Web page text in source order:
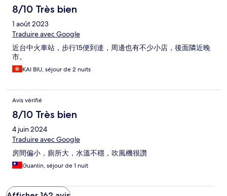
8/10 Très bien
1 août 2023
Traduire avec Google
近台中火車站，步行15便到達，周邊也有不少小店，後面隣近晚
市。
KAI BIU, séjour de 2 nuits
Avis vérifié
8/10 Très bien
4 juin 2024
Traduire avec Google
房間偏小，廁所大，水溫不穩，吹風機很讚
Guanlin, séjour de 1 nuit